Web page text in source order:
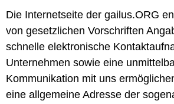
Die Internetseite der gailus.ORG
von gesetzlichen Vorschriften
schnelle elektronische
Unternehmen sowie eine
Kommunikation mit uns
eine allgemeine Adresse der